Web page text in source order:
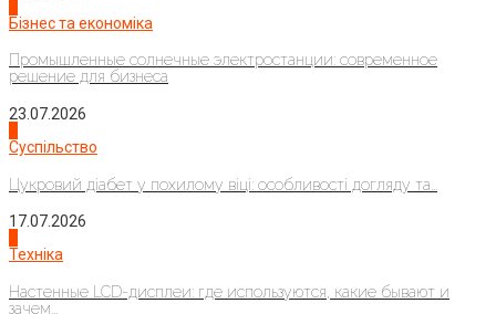
Бізнес та економіка
Промышленные солнечные электростанции: современное
решение для бизнеса
23.07.2026
Суспільство
Цукровий діабет у похилому віці: особливості догляду та...
17.07.2026
Техніка
Настенные LCD-дисплеи: где используются, какие бывают и
зачем...